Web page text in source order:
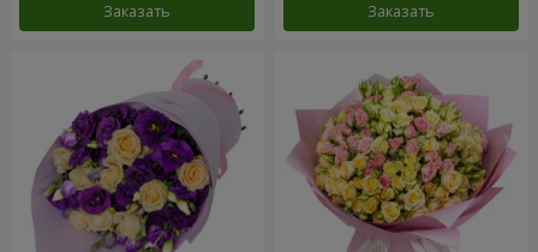
Заказать Заказать